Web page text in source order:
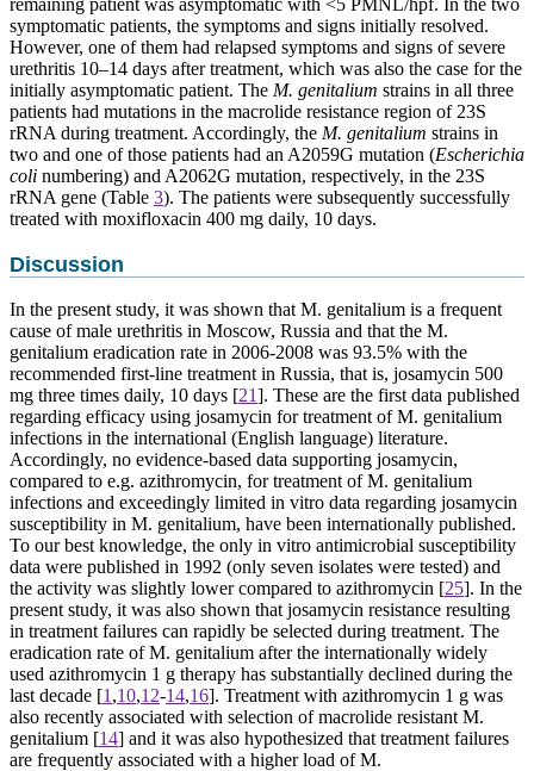
remaining patient was asymptomatic with <5 PMNL/hpf. In the two
symptomatic patients, the symptoms and signs initially resolved.
However, one of them had relapsed symptoms and signs of severe
urethritis 10–14 days after treatment, which was also the case for the
initially asymptomatic patient. The M. genitalium strains in all three
patients had mutations in the macrolide resistance region of 23S
rRNA during treatment. Accordingly, the M. genitalium strains in
two and one of those patients had an A2059G mutation (Escherichia
coli numbering) and A2062G mutation, respectively, in the 23S
rRNA gene (Table 3). The patients were subsequently successfully
treated with moxifloxacin 400 mg daily, 10 days.
Discussion
In the present study, it was shown that M. genitalium is a frequent
cause of male urethritis in Moscow, Russia and that the M.
genitalium eradication rate in 2006-2008 was 93.5% with the
recommended first-line treatment in Russia, that is, josamycin 500
mg three times daily, 10 days [21]. These are the first data published
regarding efficacy using josamycin for treatment of M. genitalium
infections in the international (English language) literature.
Accordingly, no evidence-based data supporting josamycin,
compared to e.g. azithromycin, for treatment of M. genitalium
infections and exceedingly limited in vitro data regarding josamycin
susceptibility in M. genitalium, have been internationally published.
To our best knowledge, the only in vitro antimicrobial susceptibility
data were published in 1992 (only seven isolates were tested) and
the activity was slightly lower compared to azithromycin [25]. In the
present study, it was also shown that josamycin resistance resulting
in treatment failures can rapidly be selected during treatment. The
eradication rate of M. genitalium after the internationally widely
used azithromycin 1 g therapy has substantially declined during the
last decade [1,10,12-14,16]. Treatment with azithromycin 1 g was
also recently associated with selection of macrolide resistant M.
genitalium [14] and it was also hypothesized that treatment failures
are frequently associated with a higher load of M.